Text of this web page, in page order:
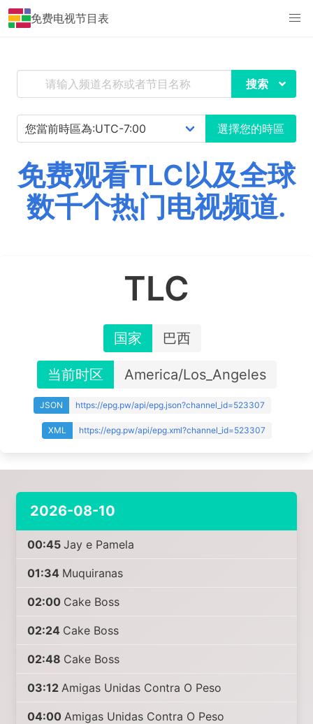
免费电视节目表
搜索
選擇您的時區
免费观看TLC以及全球
数千个热门电视频道.
TLC
国家 巴西
当前时区 America/Los_Angeles
JSON https://epg.pw/api/epg.json?channel_id=523307
XML https://epg.pw/api/epg.xml?channel_id=523307
2026-08-10
00:45 Jay e Pamela
01:34 Muquiranas
02:00 Cake Boss
02:24 Cake Boss
02:48 Cake Boss
03:12 Amigas Unidas Contra O Peso
04:00 Amigas Unidas Contra O Peso